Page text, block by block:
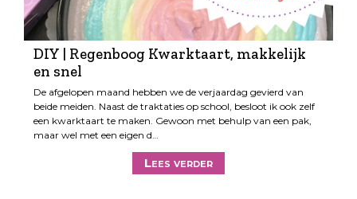
DIY | Regenboog Kwarktaart, makkelijk
en snel
De afgelopen maand hebben we de verjaardag gevierd van
beide meiden. Naast de traktaties op school, besloot ik ook zelf
een kwarktaart te maken. Gewoon met behulp van een pak,
maar wel met een eigen d…
Lees verder